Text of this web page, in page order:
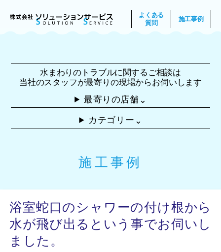
よくある
質問
施工事例
水まわりのトラブルに関するご相談は
当社のスタッフが最寄りの現場からお伺いします
最寄りの店舗 ⌃
カテゴリー ⌃
施工事例
浴室蛇口のシャワーの付け根から
水が飛び出るという事でお伺いし
ました。